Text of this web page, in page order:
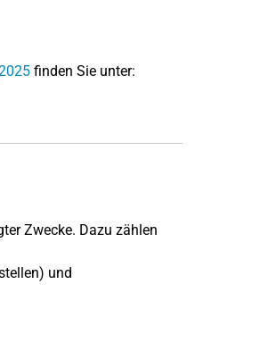
finden Sie unter:
Zwecke. Dazu zählen
und